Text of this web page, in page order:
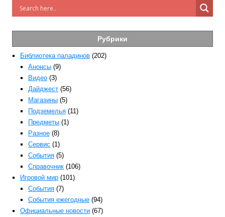
Рубрики
Библиотека паладинов (202)
Анонсы (9)
Видео (3)
Дайджест (56)
Магазины (5)
Подземелья (11)
Предметы (1)
Разное (8)
Сервис (1)
События (5)
Справочник (106)
Игровой мир (101)
События (7)
События ежегодные (94)
Официальные новости (67)